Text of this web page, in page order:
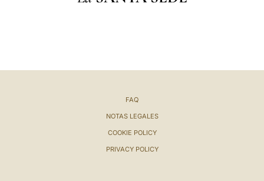
FAQ
NOTAS LEGALES
COOKIE POLICY
PRIVACY POLICY